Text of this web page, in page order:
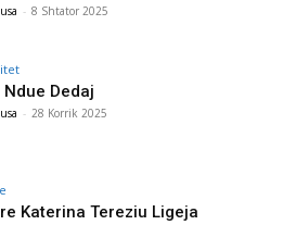
- 8 Shtator 2025
Ndue Dedaj
- 28 Korrik 2025
Katerina Tereziu Ligeja